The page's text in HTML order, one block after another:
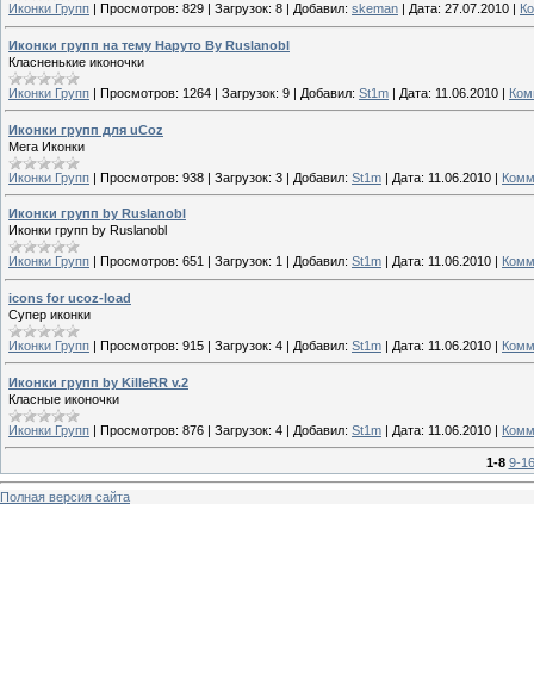
Иконки Групп Просмотров: 829 Загрузок: 8 Добавил: skeman Дата: 27.07.2010
Иконки групп на тему Наруто By Ruslanobl
Класненькие иконочки
Иконки Групп | Просмотров: 1264 | Загрузок: 9 | Добавил: St1m | Дата: 11.06.2010 |
Иконки групп для uCoz
Мега Иконки
Иконки Групп | Просмотров: 938 | Загрузок: 3 | Добавил: St1m | Дата: 11.06.2010 |
Иконки групп by Ruslanobl
Иконки групп by Ruslanobl
Иконки Групп Просмотров: 651 Загрузок: 1 Добавил: St1m Дата: 11.06.2010
icons for ucoz-load
Супер иконки
Иконки Групп | Просмотров: 915 | Загрузок: 4 | Добавил: St1m | Дата: 11.06.2010 |
Иконки групп by KilleRR v.2
Класные иконочки
Иконки Групп | Просмотров: 876 | Загрузок: 4 | Добавил: St1m | Дата: 11.06.2010 |
1-8 9-16
Полная версия сайта